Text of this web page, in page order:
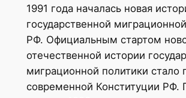
1991 года началась новая
государственной
РФ. Официальным стартом
отечественной истории
миграционной политики стало
современной Конституции РФ.